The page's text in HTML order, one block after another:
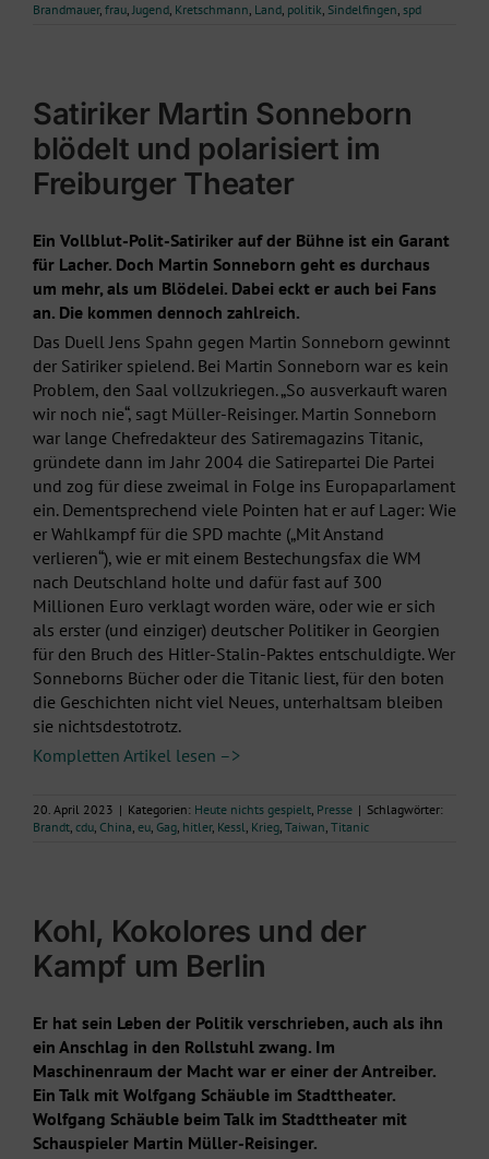
Brandmauer, frau, Jugend, Kretschmann Land, politik Sindelfingen spd
Satiriker Martin Sonneborn
blödelt und polarisiert im
Freiburger Theater
Ein Vollblut-Polit-Satiriker auf der Bühne ist ein Garant
für Lacher. Doch Martin Sonneborn geht es durchaus
um mehr, als um Blödelei. Dabei eckt er auch bei Fans
an. Die kommen dennoch zahlreich.
Das Duell Jens Spahn gegen Martin Sonneborn gewinnt
der Satiriker spielend. Bei Martin Sonneborn war es kein
Problem, den Saal vollzukriegen. „So ausverkauft waren
wir noch nie“, sagt Müller-Reisinger. Martin Sonneborn
war lange Chefredakteur des Satiremagazins Titanic,
gründete dann im Jahr 2004 die Satirepartei Die Partei
und zog für diese zweimal in Folge ins Europaparlament
ein. Dementsprechend viele Pointen hat er auf Lager: Wie
er Wahlkampf für die SPD machte („Mit Anstand
verlieren“), wie er mit einem Bestechungsfax die WM
nach Deutschland holte und dafür fast auf 300
Millionen Euro verklagt worden wäre, oder wie er sich
als erster (und einziger) deutscher Politiker in Georgien
für den Bruch des Hitler-Stalin-Paktes entschuldigte. Wer
Sonneborns Bücher oder die Titanic liest, für den boten
die Geschichten nicht viel Neues, unterhaltsam bleiben
sie nichtsdestotrotz.
Kompletten Artikel lesen –>
20. April 2023 | Kategorien: Heute nichts gespielt, Presse | Schlagwörter:
Brandt, cdu, China eu, Gag, hitler, Kessl Krieg, Taiwan Titanic
Kohl, Kokolores und der
Kampf um Berlin
Er hat sein Leben der Politik verschrieben, auch als ihn
ein Anschlag in den Rollstuhl zwang. Im
Maschinenraum der Macht war er einer der Antreiber.
Ein Talk mit Wolfgang Schäuble im Stadttheater.
Wolfgang Schäuble beim Talk im Stadttheater mit
Schauspieler Martin Müller-Reisinger.